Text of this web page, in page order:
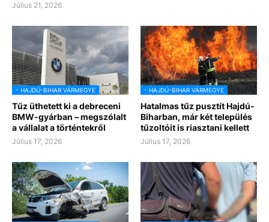
Július 21, 2026
- HAJDÚ-BIHAR VÁRMEGYE
Tűz üthetett ki a debreceni
BMW-gyárban – megszólalt
a vállalat a történtekről
Július 17, 2026
- HAJDÚ-BIHAR VÁRMEGYE
Hatalmas tűz pusztít Hajdú-
Biharban, már két település
tűzoltóit is riasztani kellett
Július 17, 2026